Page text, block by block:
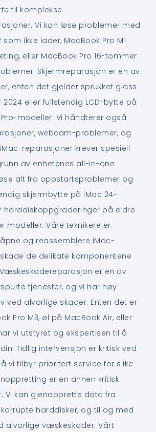
til komplekse
Vi kan løse problemer med
som ikke lader, MacBook Pro M1
eller MacBook Pro 16-tommer
Skjermreparasjon er en av
enten det gjelder sprukket glass
2024 eller fullstendig LCD-bytte på
modeller. Vi håndterer også
webcam-problemer, og
reparasjoner krever spesiell
av enhetenes all-in-one
alt fra oppstartsproblemer og
skjermbytte på iMac 24-
harddiskoppgraderinger på eldre
modeller. Våre teknikere er
og reassemblere iMac-
de delikate komponentene
er en av
tjenester, og vi har høy
ved alvorlige skader. Enten det er
Pro M3, øl på MacBook Air, eller
vi utstyret og ekspertisen til å
Tidlig intervensjon er kritisk ved
vi tilbyr prioritert service for slike
er en annen kritisk
Vi kan gjenopprette data fra
korrupte harddisker, og til og med
alvorlige væskeskader. Vårt